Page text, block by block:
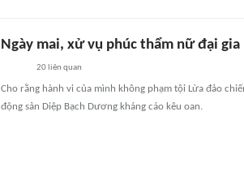
Ngày mai, xử vụ phúc thẩm nữ đại
20 liên quan
Cho rằng hành vi của mình không phạm tội Lừa đảo
động sản Diệp Bạch Dương kháng cáo kêu oan.